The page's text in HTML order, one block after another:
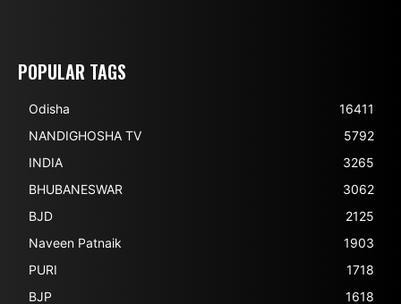
POPULAR TAGS
Odisha
16411
NANDIGHOSHA TV
5792
INDIA
3265
BHUBANESWAR
3062
BJD
2125
Naveen Patnaik
1903
PURI
1718
BJP
1618